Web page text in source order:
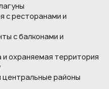
с ресторанами и
с балконами и
охраняемая территория
центральные районы